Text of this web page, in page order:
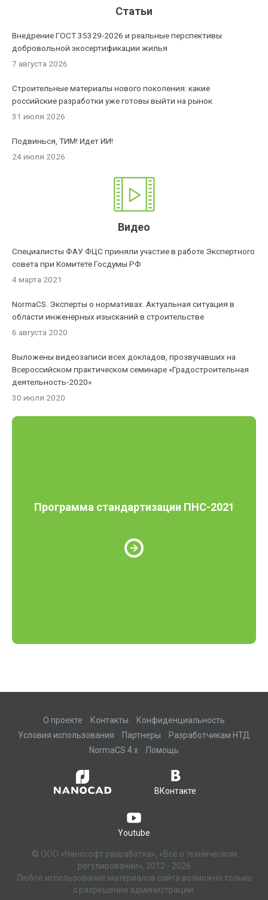
Статьи
Внедрение ГОСТ 35329-2026 и реальные перспективы
добровольной экосертификации жилья
7 августа 2026
Строительные материалы нового поколения: какие
российские разработки уже готовы выйти на рынок
31 июля 2026
Подвинься, ТИМ! Идет ИИ!
24 июля 2026
Видео
Специалисты ФАУ ФЦС приняли участие в работе Экспертного
совета при Комитете Госдумы РФ
4 марта 2021
NormaCS. Эксперты о нормативах. Актуальная ситуация в
области инженерных изысканий в строительстве
6 августа 2020
Выложены видеозаписи всех докладов, прозвучавших на
Всероссийском практическом семинаре «Градостроительная
деятельность-2020»
30 июля 2020
Программа стандартизации ПНС-2021
О проекте Контакты
Конфиденциальность
Условия использования
Партнеры
Разработчикам НТД
NormaCS 4.x
Помощь
ВКонтакте
Youtube
© ООО «Нанософт разработка», «Всё о техническом
регулировании», 2012 - 2026
Любое использование материалов сайта возможно только
с разрешения администрации.